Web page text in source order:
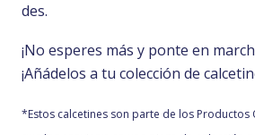
des.
¡No esperes más y ponte en
¡Añádelos a tu colección de
*Estos calcetines son parte de los Productos